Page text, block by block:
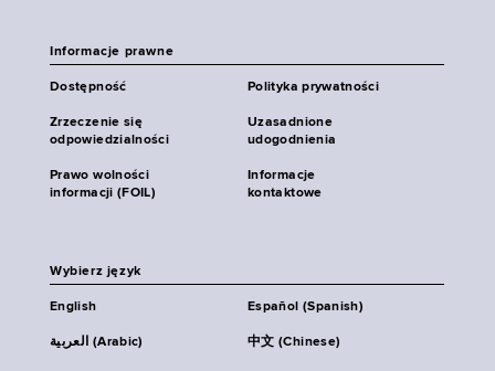
Informacje prawne
Dostępność Polityka prywatności
Zrzeczenie się
odpowiedzialności
Uzasadnione
udogodnienia
Prawo wolności
informacji (FOIL)
Informacje
kontaktowe
Wybierz język
English Español (Spanish)
العربية (Arabic) 中文 (Chinese)